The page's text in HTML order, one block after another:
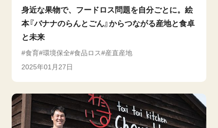
身近な果物で、フードロス問題を自分ごとに。絵
本『バナナのらんとごん』からつながる産地と食卓
と未来
食育 環境保全 食品ロス
産直産地
2025年01月27日